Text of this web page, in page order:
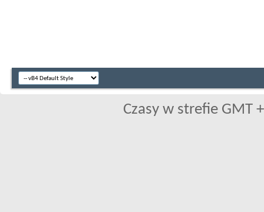
Czasy w strefie GMT